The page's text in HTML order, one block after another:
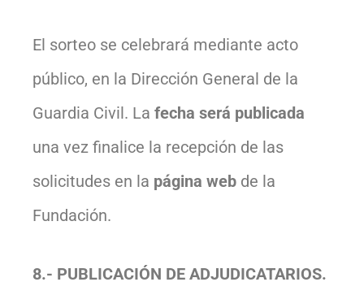
El sorteo se celebrará mediante acto
público, en la Dirección General de la
Guardia Civil. La fecha será publicada
una vez finalice la recepción de las
solicitudes en la página web de la
Fundación.
8.- PUBLICACIÓN DE ADJUDICATARIOS.